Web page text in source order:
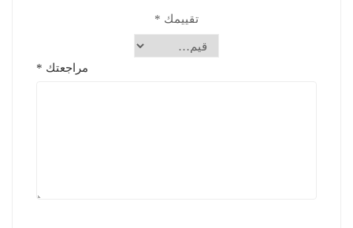
تقييمك *
مراجعتك *